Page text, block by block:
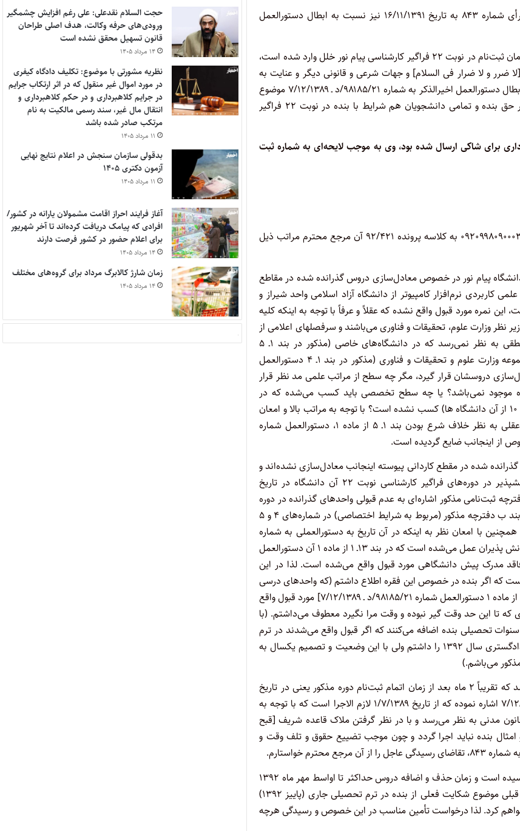
لازم به ذکر است که دیوان محترم عدالت اداری در دعوای مشابه طی رأی شماره ۸۴۳ به تاریخ ۱۶/۱۱/۱۳۹۱ نیز نسبت به ابطال دستورالعمل
لهذا با عنایت به جهات موصوف، نظر به این که به حقوق مکتسبه بنده در زمان ثبت‌نام در نوبت ۲۲ فراگیر کارشناسی پیام نور خلل وارد شده است،
ضرر و لا ضرار فی السلام] و جهات شرعی و قانونی دیگر و عنایت به
حقوق بنده مذکور در اصل ۱۷۰ قانون اساسی جمهوری اسلامی ایران تقاضای ابطال دستورالعمل اخیرالذکر به شماره ۹۸۱۸۵/۲۱/د ـ ۷/۱۲/۱۳۸۹ موضوع
یکصد و دومین مصوبه جلسه شورای دانشگاه پیام نور مورخ ۲۷/۴/۱۳۸۹ در حق بنده و تمامی دانشجویان هم شرایط با بنده در نوبت ۲۲ فراگیر
برای شاکی ارسال شده بود، وی به موجب لایحه‌ای به شماره ثبت
احترامـاً با توجـه به اخطاریه رفـع نقص صـادره مربوط به پـرونده شمـاره ۰۹۲۰۹۹۸۰۹۰۰۰۳۸۲۰۱ به کلاسه پرونده ۹۲/۴۲۱ آن مرجع محترم مراتب ذیل
به بند ۱ـ ۵ از ماده ۱ دستورالعمل شماره ۹۸۱۸۵/۲۱/د ـ ۷/۱۲/۱۳۸۹ دانشگاه پیام نور در خصوص معادل‌سازی دروس گذرانده شده در مقاطع
نرم‌افزار کامپیوتر از دانشگاه آزاد اسلامی واحد شیراز و
در آن مقطع با نمره ۱۰ معیار صفر تا بیست، این نمره مورد قبول واقع نشده که عقلاً و عرفاً با توجه به اینکه کلیه
نظر وزارت علوم، تحقیقات و فناوری می‌باشند و سرفصلهای اعلامی از
سوی وزارتخانه مذکور به کلیه مراکز و دانشگاه‌های تابعه یکسان است منطقی به نظر نمی‌رسد که در دانشگاه‌های خاصی (مذکور در بند ۱ـ ۵
دستورالعمل فوق‌الاشاره) حدنصاب نمره ۱۲ و در دانشگاه‌های دیگر زیر مجموعه وزارت علوم و تحقیقات و فناوری (مذکور در بند ۱ـ ۴ دستورالعمل
عمل برای معادل‌سازی دروسشان قرار گیرد، مگر چه سطح از مراتب علمی مد نظر قرار
در بند ۱ـ ۵ دستورالعمل فوق‌الاشاره موجود نمی‌باشد؟ یا چه سطح تخصصی باید کسب می‌شده که در
دانشگاه‌های مذکور در بند ۱ـ ۵ دستورالعمل فوق‌الاشاره (به صرف کسب نمره ۱۰ از آن دانشگاه ها) کسب نشده است؟ با توجه به مراتب بالا و امعان
نظر به قاعده فقهی [کلما حکم به العقل حکم به الشرع] از نظر منطقی و عقلی به نظر خلاف شرع بودن بند ۱ـ ۵ از ماده ۱، دستورالعمل شماره
یک از واحدهای گذرانده شده در مقطع کاردانی پیوسته اینجانب معادل‌سازی نشده‌اند و
مورد قبول واقع نگردیده است که با توجه به فراخوان عمومی پذیرش دانشپذیر در دوره‌های فراگیر کارشناسی نوبت ۲۲ آن دانشگاه در تاریخ
ثبت‌نامی مذکور اشاره‌ای به عدم قبولی واحدهای گذرانده در دوره
کاردانی و کارشناسی قبلی دانش پذیران نشده بود و فقط با توجه به ردیف ۳ بند ب دفترچه مذکور (مربوط به شرایط اختصاصی) در شماره‌های ۴ و ۵
با امعان نظر به اینکه در آن تاریخ به دستورالعملی به شماره
۶۸۲۰۰/۳ ـ ۲۶/۸/۱۳۸۶ در دانشگاه پیام نور در خصوص معادل‌سازی دروس دانش پذیران عمل می‌شده است که در بند ۱۳ـ ۱ از ماده ۱ آن دستورالعمل
مدرک پیش دانشگاهی مورد قبول واقع می‌شده است. لذا در این
که اگر بنده در خصوص این فقره اطلاع داشتم (که واحدهای درسی
دوره کاردانی بنده به دلیل نگذراندن دوره پیش دانشگاهی[ مذکور در بند ۱ـ ۱۱ از ماده ۱ دستورالعمل شماره ۹۸۱۸۵/۲۱/د ـ ۷/۱۲/۱۳۸۹] مورد قبول واقع
که تا این حد وقت گیر نبوده و وقت مرا نگیرد معطوف می‌داشتم. (با
این واحدهای قبول نشده یک ترم تحصیلی و تقریباً ۹ ماه به سنوات تحصیلی بنده اضافه می‌کنند که اگر قبول واقع می‌شدند در ترم
پاییز ۱۳۹۲ فارغ‌التحصیل و اجازه شرکت در امتحان ورودی کانونهای وکلای دادگستری سال ۱۳۹۲ را داشتم ولی با این وضعیت و تصمیم یکسال به
همچنین تاریخ دستورالعمل مورد شکایت (۹۸۱۸۵/۲۱/د) ـ ۷/۱۲/۱۳۸۹ می‌باشد که تقریباً ۲ ماه بعد از زمان اتمام ثبت‌نام دوره مذکور یعنی در تاریخ
۲۱/۱۰/۱۳۸۹ می‌باشد و در بند ۵ از ماده ۳ دستورالعمل ۹۸۱۸۵/۲۱/د ـ ۷/۱۲/۱۳۸۹ اشاره نموده که از تاریخ ۱/۷/۱۳۸۹ لازم الاجرا است که با توجه به
عطف به ماسبق نشدن قوانین موضوعه، مخالفت صریح آن با ماده ۴ قانون مدنی به نظر می‌رسد و با در نظر گرفتن ملاک قاعده شریف [قبح
بنده نباید اجرا گردد و چون موجب تضییع حقوق و تلف وقت و
خواستارم.
با توجه به این که زمان انتخاب واحد دروس در ترم پاییز ۱۳۹۲ به اتمام رسیده است و زمان حذف و اضافه دروس حداکثر تا اواسط مهر ماه ۱۳۹۲
مدنظر قرار گرفته است و همچنین اینکه در صورت قبولی واحدهای گذرانده قبلی موضوع شکایت فعلی از بنده در ترم تحصیلی جاری (پاییز ۱۳۹۲)
و اجازه شرکت در امتحان ورودی وکالت ۱۳۹۲ را پیدا خواهم کرد. لذا درخواست تأمین مناسب در این خصوص و رسیدگی هرچه
حجت السلام نقدعلی: علی رغم افزایش چشمگیر
ورودی‌های حرفه وکالت، هدف اصلی طراحان
قانون تسهیل محقق نشده است
۱۴ مرداد ۱۴۰۵
نظریه مشورتی با موضوع: تکلیف دادگاه کیفری
در مورد اموال غیر منقول که در اثر ارتکاب جرایم
در جرایم کلاهبرداری و در حکم کلاهبرداری و
انتقال مال غیر، سند رسمی مالکیت به نام
مرتکب صادر شده باشد
۱۱ مرداد ۱۴۰۵
بدقولی سازمان سنجش در اعلام نتایج نهایی
آزمون دکتری ۱۴۰۵
۱۱ مرداد ۱۴۰۵
آغاز فرایند احراز اقامت مشمولان یارانه در کشور/
افرادی که پیامک دریافت کرده‌اند تا آخر شهریور
برای اعلام حضور در کشور فرصت دارند
۱۴ مرداد ۱۴۰۵
زمان شارژ کالابرگ مرداد برای گروه‌های مختلف
۱۴ مرداد ۱۴۰۵